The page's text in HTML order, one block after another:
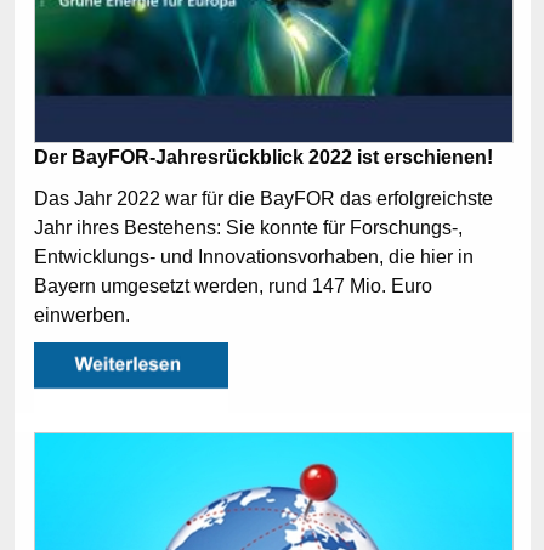
Der BayFOR-Jahresrückblick 2022 ist erschienen!
Das Jahr 2022 war für die BayFOR das erfolgreichste
Jahr ihres Bestehens: Sie konnte für Forschungs-,
Entwicklungs- und Innovationsvorhaben, die hier in
Bayern umgesetzt werden, rund 147 Mio. Euro
einwerben.